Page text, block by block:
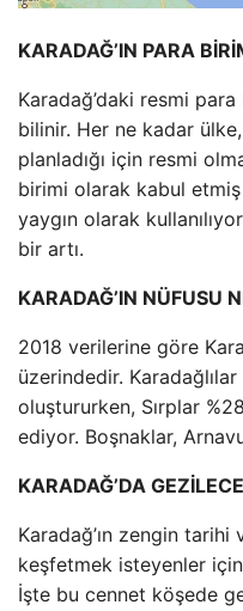
KARADAĞ’IN PARA
Karadağ’daki resmi
bilinir. Her ne kadar ülke,
planladığı için resmi
birimi olarak kabul etmiş
yaygın olarak
bir artı.
KARADAĞ’IN NÜFUSU
2018 verilerine göre
üzerindedir.
oluştururken, Sırplar
ediyor. Boşnaklar,
KARADAĞ’DA
Karadağ’ın zengin
keşfetmek isteyenler
İşte bu cennet köşede